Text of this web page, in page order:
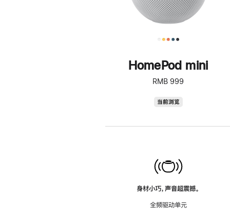
HomePod mini
RMB 999
当前浏览
身材小巧，声音超震撼。
全频驱动单元